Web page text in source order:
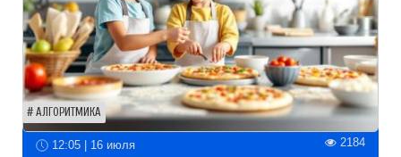
АЛГОРИТМИКА
12:05 | 16 июля 2184